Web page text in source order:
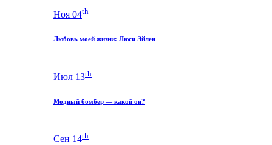
Ноя 04th
Любовь моей жизни: Люси Эйлен
Июл 13th
Модный бомбер — какой он?
Сен 14th